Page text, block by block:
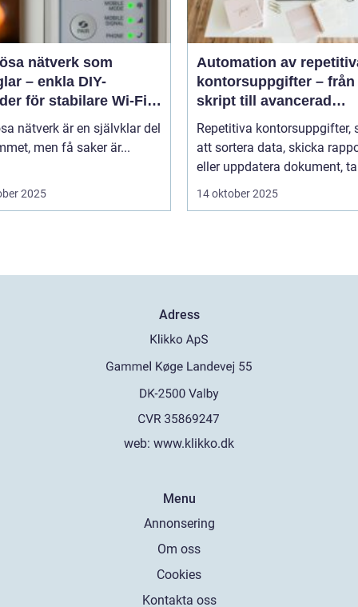
nätverk som
– enkla DIY-
för stabilare Wi-Fi i
nätverk är en självklar del
men få saker är...
2025
Automation av
kontorsuppgifter – från
skript till avancerad
programvara
Repetitiva kontorsuppgifter,
att sortera data, skicka
eller uppdatera dokument,
14 oktober 2025
Adress
web: www.klikko.dk
Menu
Annonsering
Om oss
Cookies
Kontakta oss